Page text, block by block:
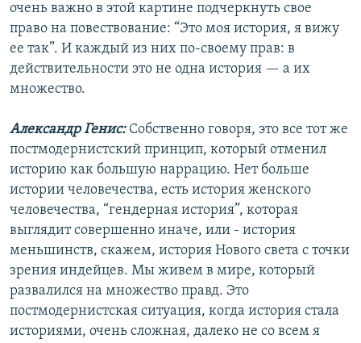
очень важно в этой картине подчеркнуть свое
право на повествование: “Это моя история, я вижу
ее так”. И каждый из них по-своему прав: в
действительности это не одна история — а их
множество.
Александр Генис:Собственно говоря, это все тот же
постмодернистский принцип, который отменил
историю как большую наррацию. Нет больше
истории человечества, есть история женского
человечества, “гендерная история”, которая
выглядит совершенно иначе, или - история
меньшинств, скажем, история Нового света с точки
зрения индейцев. Мы живем в мире, который
развалился на множество правд. Это
постмодернистская ситуация, когда история стала
историями, очень сложная, далеко не со всем я